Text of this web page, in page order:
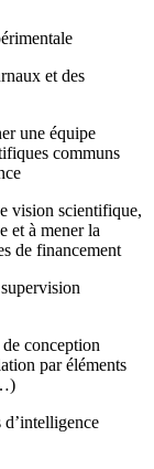
et des
une équipe
communs
vision scientifique,
et à mener la
de financement
conception
par éléments